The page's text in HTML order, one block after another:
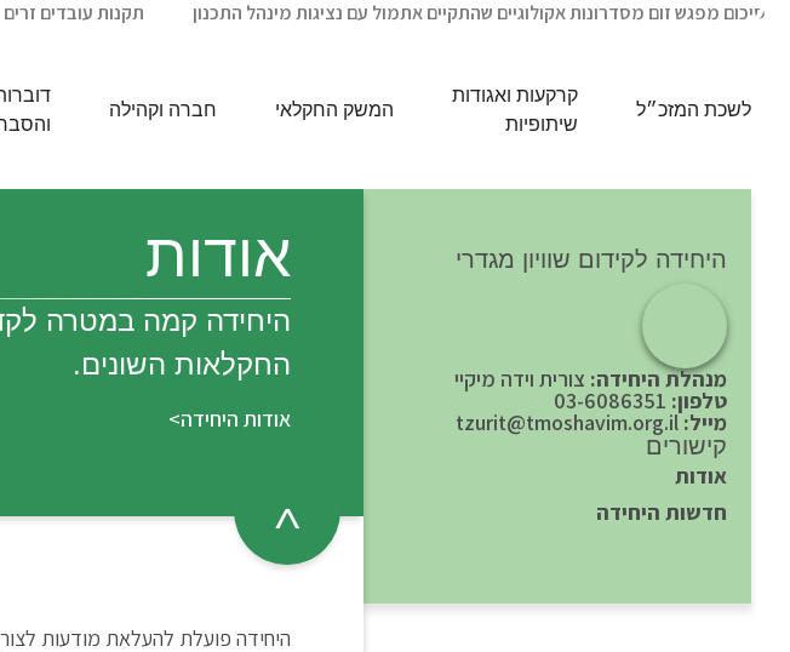
סיכום מפגש זום מסדרונות אקולוגיים שהתקיים אתמול עם נציגות מינהל התכנון תקנות עובדים זרים
לשכת המזכ״ל
קרקעות ואגודות
שיתופיות
המשק החקלאי חברה וקהילה
היחידה לקידום שוויון מגדרי
מנהלת היחידה: צורית וידה מיקיי
טלפון: 03-6086351
מייל:tzurit@tmoshavim.org.il
קישורים
אודות
חדשות היחידה
אודות
היחידה קמה במטרה
החקלאות השונים.
אודות היחידה>
היחידה פועלת להעלאת מודעות